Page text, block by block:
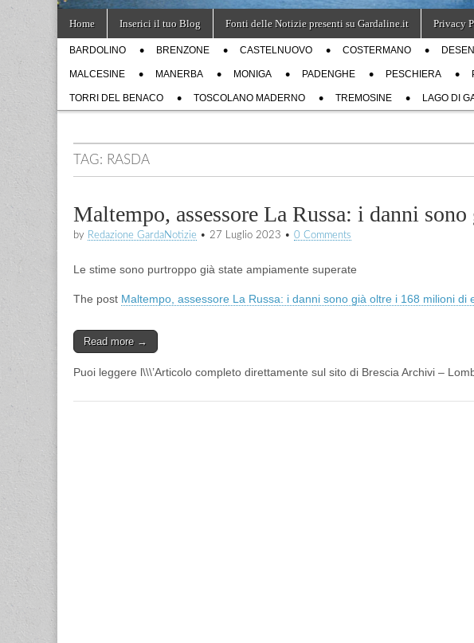
Main
menu
content
Home Inserici il tuo Blog Fonti delle Notizie presenti su Gardaline.it Privacy
SubBARDOLINO BRENZONE CASTELNUOVO COSTERMANO
MALCESINE MANERBA MONIGA PADENGHE PESCHIERA
TORRI DEL BENACO TOSCOLANO MADERNO TREMOSINE LAGO DI
TAG: RASDA
Maltempo, assessore La Russa: i danni
by Redazione GardaNotizie • 27 Luglio 2023 • 0 Comments
Le stime sono purtroppo già state ampiamente superate
The post Maltempo, assessore La Russa: i danni sono già oltre i 168 milioni di
Read more →
Puoi leggere l\\\’Articolo completo direttamente sul sito di Brescia Archivi –